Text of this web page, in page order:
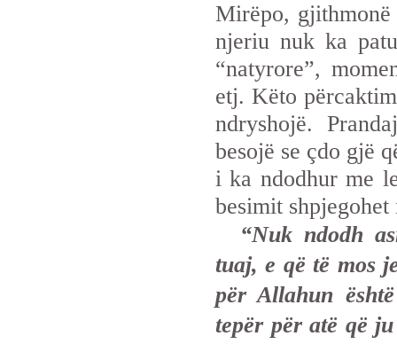
Mirëpo,
njeriu nuk ka
“natyrore”,
etj. Këto
ndryshojë.
besojë se çdo gjë
i ka ndodhur me
besimit shpjegohet
“Nuk ndodh
tuaj, e që të mos
për Allahun
tepër për atë që